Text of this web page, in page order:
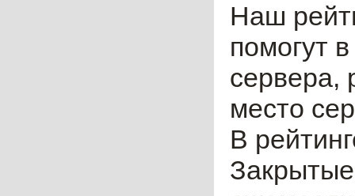
Наш
помогут
сервера,
место
В